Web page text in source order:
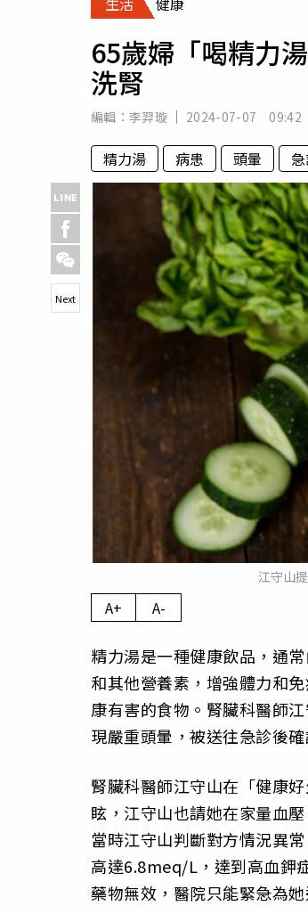
65歲婦「喝精力
洗腎
編輯： 李羿璇 2024-07-07 09:42
精力湯 病患 頭暈
江守山
Next
A+ A-
精力湯是一種健康飲品，通
和其他營養素，增強體力和
康有害的食物。腎臟科醫師
現嚴重頭暈，被送往急診後
腎臟科醫師江守山在「健康
眩，江守山也請她在家量血
當時江守山判斷對方情況異
高達6.8meq/L，達到高血鉀
藥物無效，醫院只能緊急為